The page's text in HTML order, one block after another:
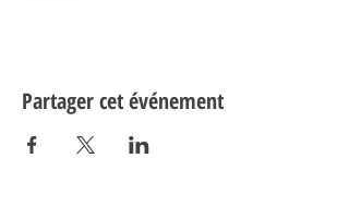
Partager cet événement